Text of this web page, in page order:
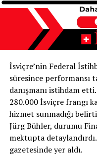
İsviçre’nin Federal
süresince performansı
danışmanı istihdam
280.000 İsviçre frangı
hizmet sunmadığı
Jürg Bühler, durumu
mektupta
gazetesinde yer aldı.